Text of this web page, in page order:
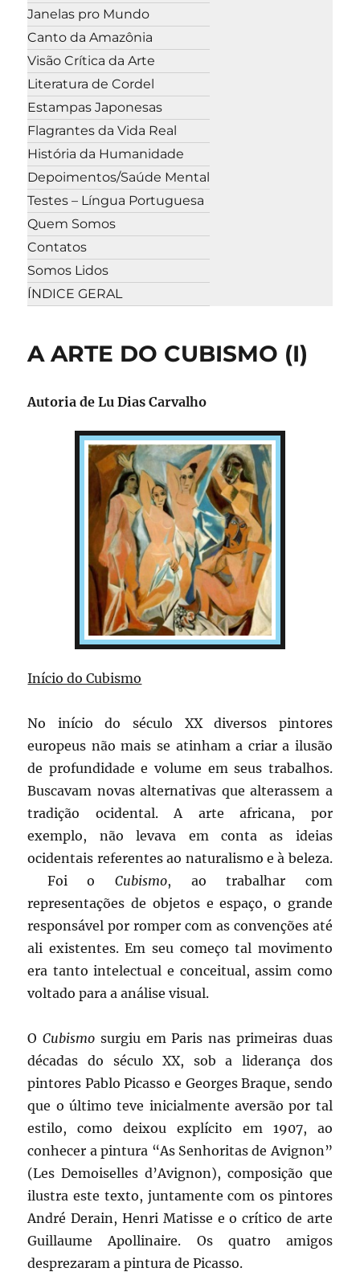
Janelas pro Mundo
Canto da Amazônia
Visão Crítica da Arte
Literatura de Cordel
Estampas Japonesas
Flagrantes da Vida Real
História da Humanidade
Depoimentos/Saúde Mental
Testes – Língua Portuguesa
Quem Somos
Contatos
Somos Lidos
ÍNDICE GERAL
A ARTE DO CUBISMO (I)
Autoria de Lu Dias Carvalho
Início do Cubismo
No início do século XX diversos pintores
europeus não mais se atinham a criar a ilusão
de profundidade e volume em seus trabalhos.
Buscavam novas alternativas que alterassem a
tradição ocidental. A arte africana, por
exemplo, não levava em conta as ideias
ocidentais referentes ao naturalismo e à beleza.
Foi o Cubismo, ao trabalhar com
representações de objetos e espaço, o grande
responsável por romper com as convenções até
ali existentes. Em seu começo tal movimento
era tanto intelectual e conceitual, assim como
voltado para a análise visual.
OCubismo surgiu em Paris nas primeiras duas
décadas do século XX, sob a liderança dos
pintores Pablo Picasso e Georges Braque, sendo
que o último teve inicialmente aversão por tal
estilo, como deixou explícito em 1907, ao
conhecer a pintura “As Senhoritas de Avignon”
(Les Demoiselles d’Avignon), composição que
ilustra este texto, juntamente com os pintores
André Derain, Henri Matisse e o crítico de arte
Guillaume Apollinaire. Os quatro amigos
desprezaram a pintura de Picasso.